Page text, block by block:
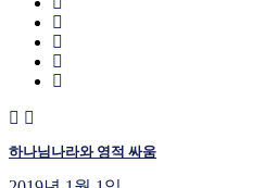
하나님나라와 영적 싸움